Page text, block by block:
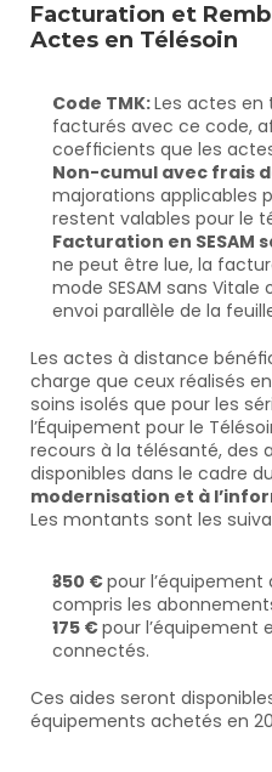
Facturation et
Actes en Télésoin
Code TMK: Les actes en
facturés avec ce code,
coefficients que les
Non-cumul avec frais
majorations applicables
restent valables pour le
Facturation en SESAM
ne peut être lue, la
mode SESAM sans
envoi parallèle de la
Les actes à distance
charge que ceux réalisés
soins isolés que pour les
l’Équipement pour le
recours à la télésanté, des
disponibles dans le cadre du
modernisation et à
Les montants sont les
350 € pour
compris les
175 € pour l’équipement
connectés.
Ces aides seront
équipements achetés en